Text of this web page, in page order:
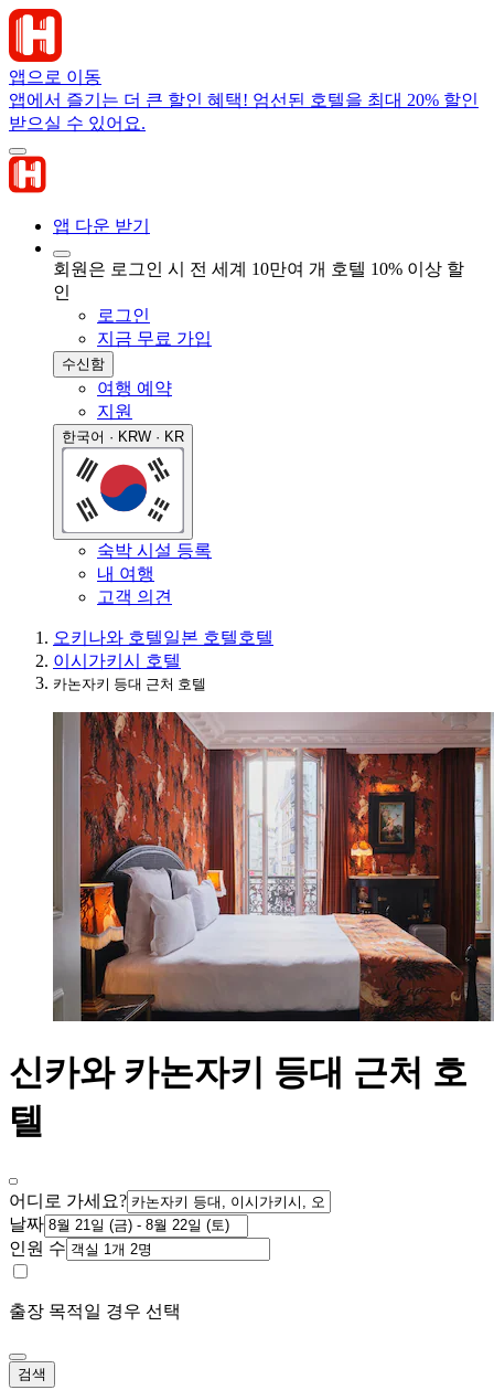
앱으로 이동
앱에서 즐기는 더 큰 할인 혜택! 엄선된 호텔을 최대 20% 할인
받으실 수 있어요.
앱 다운 받기
회원은 로그인 시 전 세계 10만여 개 호텔 10% 이상 할
인
로그인
지금 무료 가입
수신함
여행 예약
지원
한국어 · KRW · KR
숙박 시설 등록
내 여행
고객 의견
오키나와 호텔일본 호텔호텔
이시가키시 호텔
카논자키 등대 근처 호텔
신카와 카논자키 등대 근처 호
텔
어디로 가세요?
날짜
인원 수
출장 목적일 경우 선택
검색